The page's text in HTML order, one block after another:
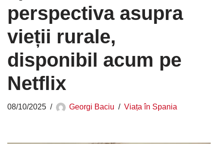
perspectiva asupra
vieții rurale,
disponibil acum pe
Netflix
08/10/2025 Georgi Baciu Viața în Spania